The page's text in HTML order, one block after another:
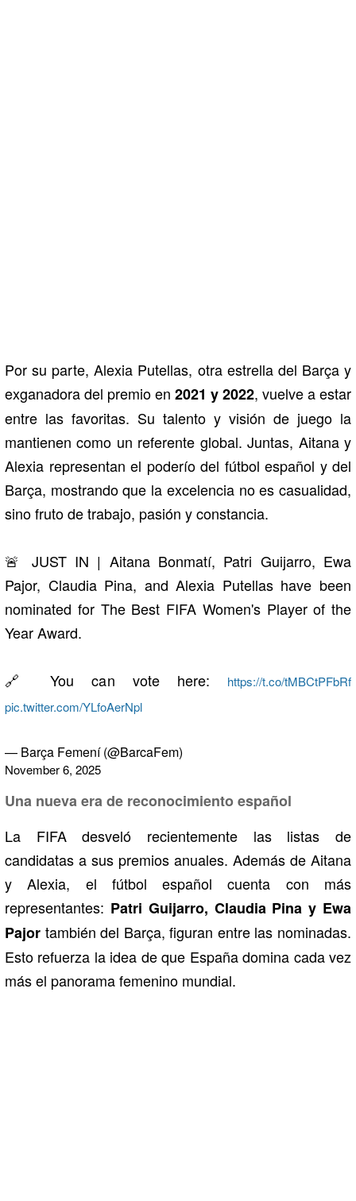
Por su parte, Alexia Putellas, otra estrella del Barça y
exganadora del premio en 2021 y 2022, vuelve a estar
entre las favoritas. Su talento y visión de juego la
mantienen como un referente global. Juntas, Aitana y
Alexia representan el poderío del fútbol español y del
Barça, mostrando que la excelencia no es casualidad,
sino fruto de trabajo, pasión y constancia.
🚨 JUST IN | Aitana Bonmatí, Patri Guijarro, Ewa
Pajor, Claudia Pina, and Alexia Putellas have been
nominated for The Best FIFA Women's Player of the
Year Award.
🔗 You can vote here:
https://t.co/tMBCtPFbRf
pic.twitter.com/YLfoAerNpl
— Barça Femení (@BarcaFem)
November 6, 2025
Una nueva era de reconocimiento español
La FIFA desveló recientemente las listas de
candidatas a sus premios anuales. Además de Aitana
y Alexia, el fútbol español cuenta con más
representantes: Patri Guijarro, Claudia Pina y Ewa
Pajor también del Barça, figuran entre las nominadas.
Esto refuerza la idea de que España domina cada vez
más el panorama femenino mundial.